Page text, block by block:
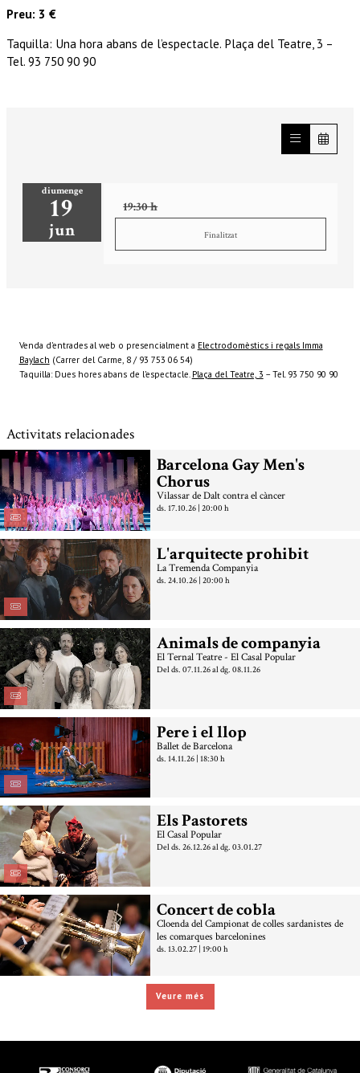
Preu: 3 €
Taquilla: Una hora abans de l’espectacle. Plaça del Teatre, 3 –
Tel. 93 750 90 90
diumenge
19
jun
19:30 h
Finalitzat
Venda d’entrades al web o presencialment a Electrodomèstics i regals Imma
Baylach (Carrer del Carme, 8 / 93 753 06 54)
Taquilla: Dues hores abans de l’espectacle. Plaça del Teatre, 3 – Tel. 93 750 90 90
Activitats relacionades
Barcelona Gay Men's
Chorus
Vilassar de Dalt contra el càncer
ds. 17.10.26| 20:00 h
L'arquitecte prohibit
La Tremenda Companyia
ds. 24.10.26| 20:00 h
Animals de companyia
El Ternal Teatre - El Casal Popular
Del ds. 07.11.26al dg. 08.11.26
Pere i el llop
Ballet de Barcelona
ds. 14.11.26| 18:30 h
Els Pastorets
El Casal Popular
Del ds. 26.12.26al dg. 03.01.27
Concert de cobla
Cloenda del Campionat de colles sardanistes de
les comarques barcelonines
ds. 13.02.27| 19:00 h
Veure més